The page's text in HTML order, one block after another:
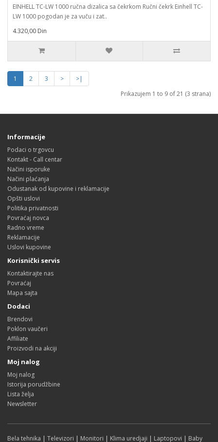
EINHELL TC-LW 1000 ručna dizalica sa čekrkom Ručni čekrk Einhell TC-
LW 1000 pogodan je za vuču i zat..
4.320,00 Din
1 2 3 >
>|
Prikazujem 1 to 9 of 21 (3 strana)
Informacije
Podaci o trgovcu
Kontakt - Call centar
Načini isporuke
Načini plaćanja
Odustanak od kupovine i reklamacije
Opšti uslovi
Politika privatnosti
Povraćaj novca
Radno vreme
Reklamacije
Uslovi kupovine
Korisnički servis
Kontaktirajte nas
Povraćaj
Mapa sajta
Dodaci
Brendovi
Poklon vaučeri
Affiliate
Proizvodi na akciji
Moj nalog
Moj nalog
Istorija porudžbine
Lista želja
Newsletter
Bela tehnika | Televizori | Monitori | Klima uredjaji | Laptopovi | Baby